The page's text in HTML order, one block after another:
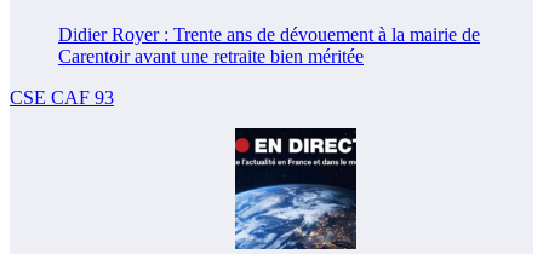
Didier Royer : Trente ans de dévouement à la mairie de
Carentoir avant une retraite bien méritée
CSE CAF 93